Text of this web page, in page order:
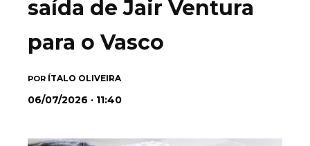
saída de Jair Ventura
para o Vasco
POR ÍTALO OLIVEIRA
06/07/2026 · 11:40